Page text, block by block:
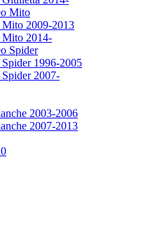
Mito
2009-2013
2014-
Spider
1996-2005
2007-
2003-2006
2007-2013